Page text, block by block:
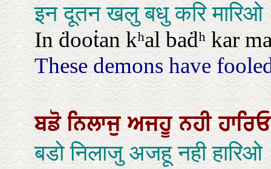
इन दूतन खलु बधु करि
In ḋooṫan kʰal baḋʰ kar
These demons have
ਬਡੋਨਿਲਾਜੁਅਜਹੂਨਹੀ
बडो निलाजु अजहू नही